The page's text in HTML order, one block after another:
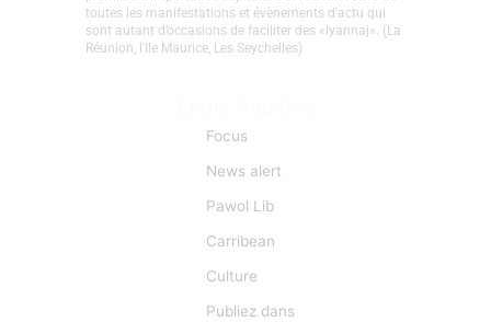
toutes les manifestations et évènements d'actu qui
sont autant d’occasions de faciliter des «lyannaj». (La
Réunion, l'Ile Maurice, Les Seychelles)
Focus
News alert
Pawol Lib
Carribean
Culture
Publiez dans